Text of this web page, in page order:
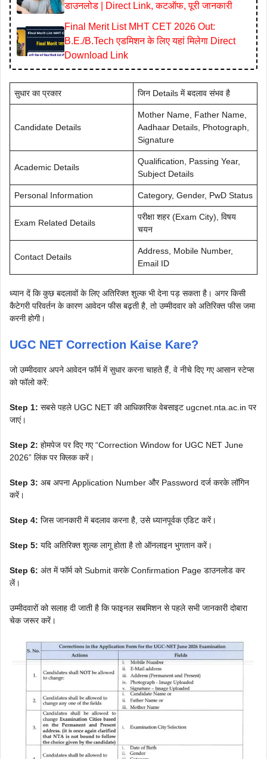
डाउनलोड | Direct Link, कटऑफ, पूरी जानकारी
Final Merit List MHT CET 2026 Out:
B.E./B.Tech एडमिशन के लिए यहां मिलेगा Direct
Download Link
सुधार का प्रकार जिन Details में बदलाव संभव है
Candidate Details
Mother Name, Father Name,
Aadhaar Details, Photograph,
Signature
Academic Details
Qualification, Passing Year,
Subject Details
Personal Information Category, Gender, PwD Status
Exam Related Details
परीक्षा शहर (Exam City), विषय
चयन
Contact Details
Address, Mobile Number,
Email ID
ध्यान दें कि कुछ बदलावों के लिए अतिरिक्त शुल्क भी देना पड़ सकता है। अगर किसी
कैटेगरी परिवर्तन के कारण आवेदन फीस बढ़ती है, तो उम्मीदवार को अतिरिक्त फीस जमा
करनी होगी।
UGC NET Correction Kaise Kare?
जो उम्मीदवार अपने आवेदन फॉर्म में सुधार करना चाहते हैं, वे नीचे दिए गए आसान स्टेप्स
को फॉलो करें:
Step 1: सबसे पहले UGC NET की आधिकारिक वेबसाइट ugcnet.nta.ac.in पर
जाएं।
Step 2: होमपेज पर दिए गए “Correction Window for UGC NET June
2026” लिंक पर क्लिक करें।
Step 3: अब अपना Application Number और Password दर्ज करके लॉगिन
करें।
Step 4: जिस जानकारी में बदलाव करना है, उसे ध्यानपूर्वक एडिट करें।
Step 5: यदि अतिरिक्त शुल्क लागू होता है तो ऑनलाइन भुगतान करें।
Step 6: अंत में फॉर्म को Submit करके Confirmation Page डाउनलोड कर
लें।
उम्मीदवारों को सलाह दी जाती है कि फाइनल सबमिशन से पहले सभी जानकारी दोबारा
चेक जरूर करें।